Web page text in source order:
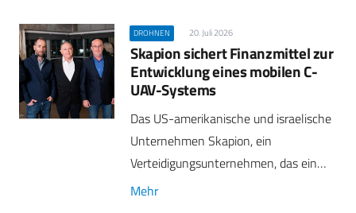
DROHNEN 20. Juli 2026
Skapion sichert Finanzmittel zur
Entwicklung eines mobilen C-
UAV-Systems
Das US-amerikanische und israelische
Unternehmen Skapion, ein
Verteidigungsunternehmen, das ein…
Mehr